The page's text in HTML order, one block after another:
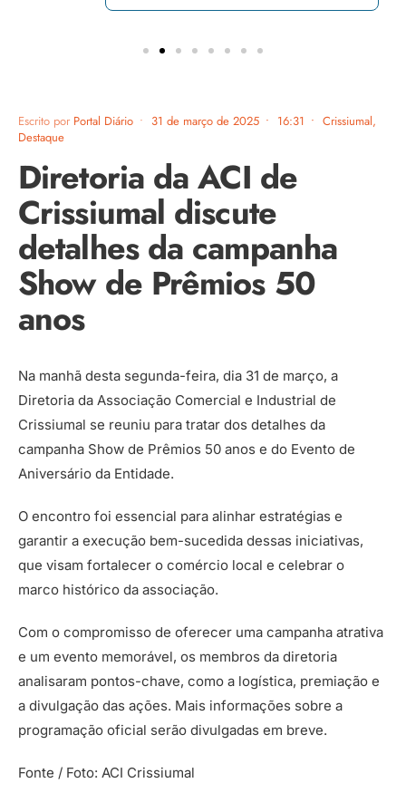
Escrito por Portal Diário • 31 de março de 2025 • 16:31 • Crissiumal,
Destaque
Diretoria da ACI de
Crissiumal discute
detalhes da campanha
Show de Prêmios 50
anos
Na manhã desta segunda-feira, dia 31 de março, a
Diretoria da Associação Comercial e Industrial de
Crissiumal se reuniu para tratar dos detalhes da
campanha Show de Prêmios 50 anos e do Evento de
Aniversário da Entidade.
O encontro foi essencial para alinhar estratégias e
garantir a execução bem-sucedida dessas iniciativas,
que visam fortalecer o comércio local e celebrar o
marco histórico da associação.
Com o compromisso de oferecer uma campanha atrativa
e um evento memorável, os membros da diretoria
analisaram pontos-chave, como a logística, premiação e
a divulgação das ações. Mais informações sobre a
programação oficial serão divulgadas em breve.
Fonte / Foto: ACI Crissiumal